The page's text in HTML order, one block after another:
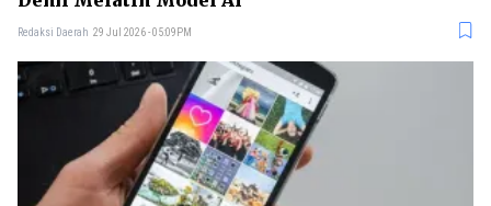
Redaksi Daerah 29 Jul 2026 - 05:09PM